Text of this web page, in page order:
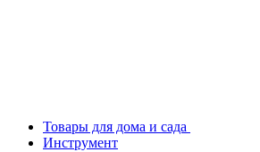
Товары для дома и сада
Инструмент